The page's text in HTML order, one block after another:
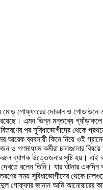
মোড় গোফ্ফারের দোকান ও গোডাউনে
রয়েছে। এমন ভিন্ন মন্তব্যে
পর সুবিধাভোগীদের থেকে
ব্যবসায়ী কিনে নিয়ে ওই
কর্মীরা চালগুলোর বিষয়ে
উত্তেজনার সৃষ্টি হয়। এই
বলেন তিনি। যার ঘটনার
সময় সুবিধাভোগীদের থেকে
গোফ্ফার জানান আমি